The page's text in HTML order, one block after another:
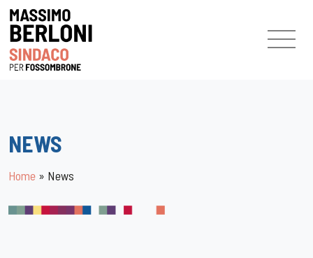
NEWS
Home » News